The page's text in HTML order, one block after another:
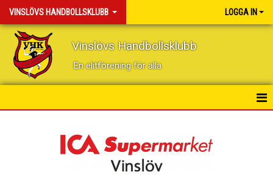
VINSLÖVS HANDBOLLSKLUBB LOGGA IN
Vinslövs Handbollsklubb
En elitförening för alla